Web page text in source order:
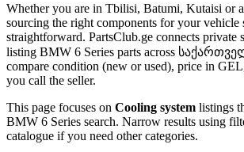
Whether you are in Tbilisi, Batumi, Kutaisi or
sourcing the right components for your vehicle
straightforward. PartsClub.ge connects private
listing BMW 6 Series parts across
compare condition (new or used), price in
you call the seller.
This page focuses on Cooling system listings
BMW 6 Series search. Narrow results using
catalogue if you need other categories.